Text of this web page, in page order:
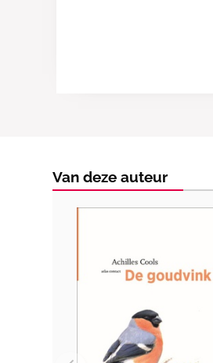
Van deze auteur